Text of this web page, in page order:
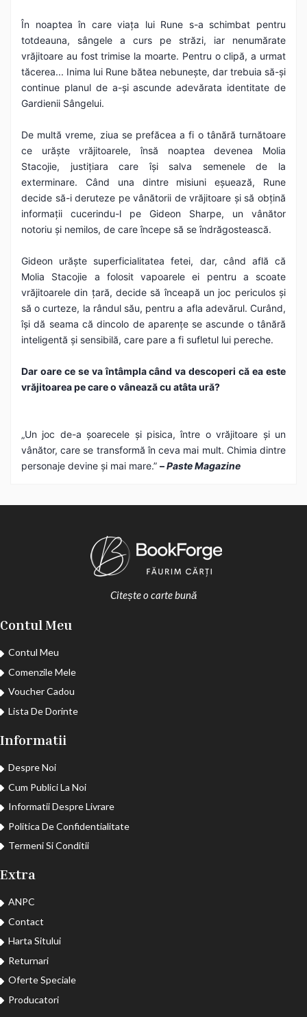
În noaptea în care viața lui Rune s-a schimbat pentru
totdeauna, sângele a curs pe străzi, iar nenumărate
vrăjitoare au fost trimise la moarte. Pentru o clipă, a urmat
tăcerea... Inima lui Rune bătea nebunește, dar trebuia să-și
continue planul de a-și ascunde adevărata identitate de
Gardienii Sângelui.
De multă vreme, ziua se prefăcea a fi o tânără turnătoare
ce urăște vrăjitoarele, însă noaptea devenea Molia
Stacojie, justițiara care își salva semenele de la
exterminare. Când una dintre misiuni eșuează, Rune
decide să-i deruteze pe vânătorii de vrăjitoare și să obțină
informații cucerindu-l pe Gideon Sharpe, un vânător
notoriu și nemilos, de care începe să se îndrăgostească.
Gideon urăște superficialitatea fetei, dar, când află că
Molia Stacojie a folosit vapoarele ei pentru a scoate
vrăjitoarele din țară, decide să înceapă un joc periculos și
să o curteze, la rândul său, pentru a afla adevărul. Curând,
își dă seama că dincolo de aparențe se ascunde o tânără
inteligentă și sensibilă, care pare a fi sufletul lui pereche.
Dar oare ce se va întâmpla când va descoperi că ea este
vrăjitoarea pe care o vânează cu atâta ură?
„Un joc de-a șoarecele și pisica, între o vrăjitoare și un
vânător, care se transformă în ceva mai mult. Chimia dintre
personaje devine și mai mare.” –Paste Magazine
Citește o carte bună
Contul Meu
Contul Meu
Comenzile Mele
Voucher Cadou
Lista De Dorinte
Informatii
Despre Noi
Cum Publici La Noi
Informatii Despre Livrare
Politica De Confidentialitate
Termeni Si Conditii
Extra
ANPC
Contact
Harta Sitului
Returnari
Oferte Speciale
Producatori